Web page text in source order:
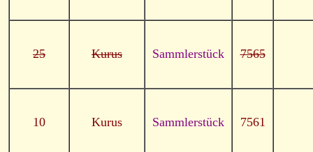
25 Kurus Sammlerstück 7565
10 Kurus Sammlerstück 7561